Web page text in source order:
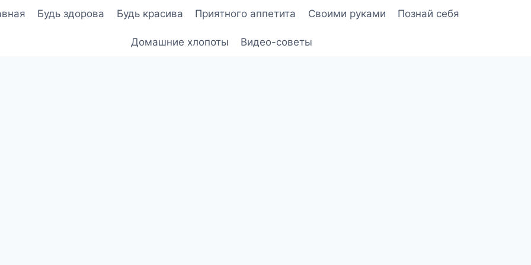
Будь здорова Будь красива Приятного аппетита Своими руками Познай себя
Домашние хлопоты Видео-советы